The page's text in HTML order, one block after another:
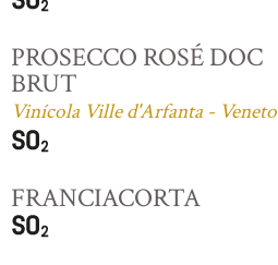
PROSECCO ROSÉ DOC
BRUT
Vinícola Ville d'Arfanta - Veneto
FRANCIACORTA